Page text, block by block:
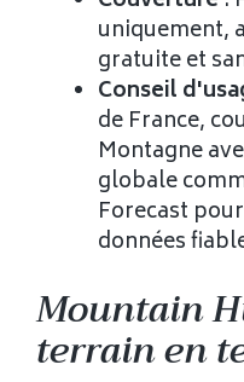
uniquement,
gratuite et
Conseil
de France,
Montagne
globale
Forecast
données
Mountain
terrain en